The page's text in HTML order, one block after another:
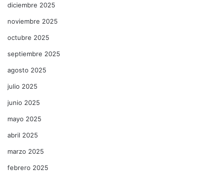
diciembre 2025
noviembre 2025
octubre 2025
septiembre 2025
agosto 2025
julio 2025
junio 2025
mayo 2025
abril 2025
marzo 2025
febrero 2025